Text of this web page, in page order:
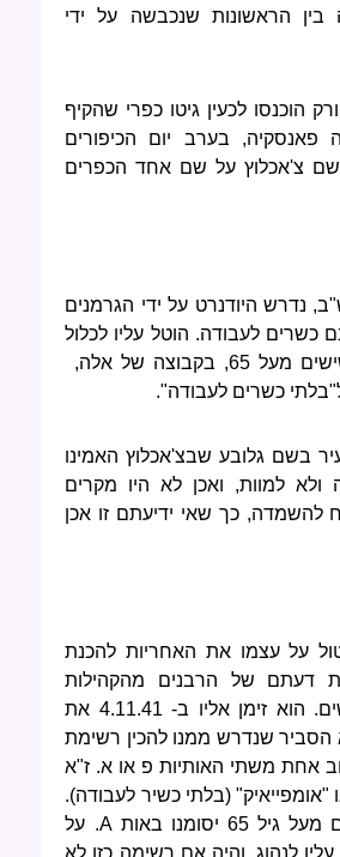
בין הראשונות שנכבשה על ידי
טורק הוכנסו לכעין גיטו כפרי שהקיף
פאנסקיה, בערב יום הכיפורים
בשם צ'אכלוץ על שם אחד הכפרים
תש"ב, נדרש היודנרט על ידי הגרמנים
כשרים לעבודה. הוטל עליו לכלול
גם ילדים עד גיל 12 וקשישים מעל 65, בקבוצה של אלה,
כשרים לעבודה".
בשם גלובע שבצ'אכלוץ האמינו
למוות, ואכן לא היו מקרים
להשמדה, כך שאי ידיעתם זו אכן
על עצמו את האחריות להכנת
דעתם של הרבנים מהקהילות
השונות שהיו בין המגורשים. הוא זימן אליו ב- 4.11.41 את
הסביר שנדרש ממנו להכין רשימת
אחת משתי האותיות פ או א. ז"א
"אומפייאיק" (בלתי כשיר לעבודה).
A. על